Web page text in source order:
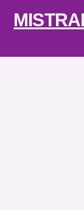
content
創